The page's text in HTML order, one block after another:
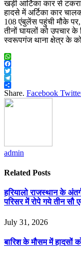
खड़ी आर्टिका कार से
हादसे में अर्टिका कार
108 एंबुलेंस पहुंची मौके पर,
तीनों घायलों को उपचार
स्वरूपगंज थाना क्षेत्र के
WhatsApp
Facebook
Twitter
Telegram
Share
Share. Facebook
admin
Related Posts
हरियालो राजस्थान के
परिसर में रोपे गये तीन सौ
July 31, 2026
बारिश के मौसम में हादसों